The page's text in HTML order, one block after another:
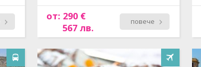
от: 290 €
567 лв.
повече